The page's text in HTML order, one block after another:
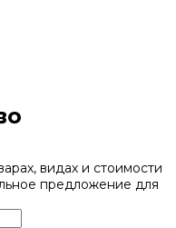
видах и стоимости
предложение для